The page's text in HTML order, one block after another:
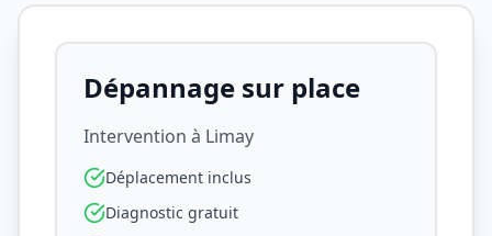
Dépannage sur place
Intervention à Limay
Déplacement inclus
Diagnostic gratuit